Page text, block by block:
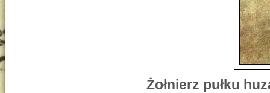
Żołnierz pułku